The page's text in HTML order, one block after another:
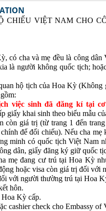
CHIẾU VIỆT NAM CHO
có cha và mẹ đều là công dân
là người không quốc tịch;
hộ tịch của Hoa Kỳ
việc sinh đã đăng kí tại
giấy khai sinh theo biểu mẫu
còn giá trị (từ trang 1 đến
để đối chiếu). Nếu cha
minh có quốc tịch Việt Nam
dân, giấy đăng ký giữ quốc
mẹ đang cư trú tại Hoa Kỳ
hoặc visa còn giá trị đối với
với người thường trú tại Hoa
hôn.
Kỳ cấp.
cashier check cho Embassy of